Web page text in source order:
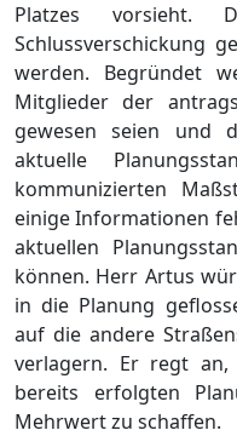
Platzes
Schlussverschickung
werden. Begründet
Mitglieder der
gewesen seien und
aktuelle
kommunizierten
einige Informationen
aktuellen
können. Herr Artus
in die Planung
auf die andere
verlagern. Er regt
bereits erfolgten
Mehrwert zu schaffen.